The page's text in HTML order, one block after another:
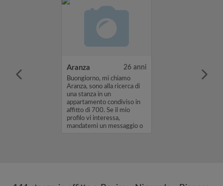
dear future
Aranza 26 anni
Buongiorno, mi chiamo
Aranza, sono alla ricerca di
una stanza in un
appartamento condiviso in
affitto di 700. Se il mio
profilo vi interessa,
mandatemi un messaggio o